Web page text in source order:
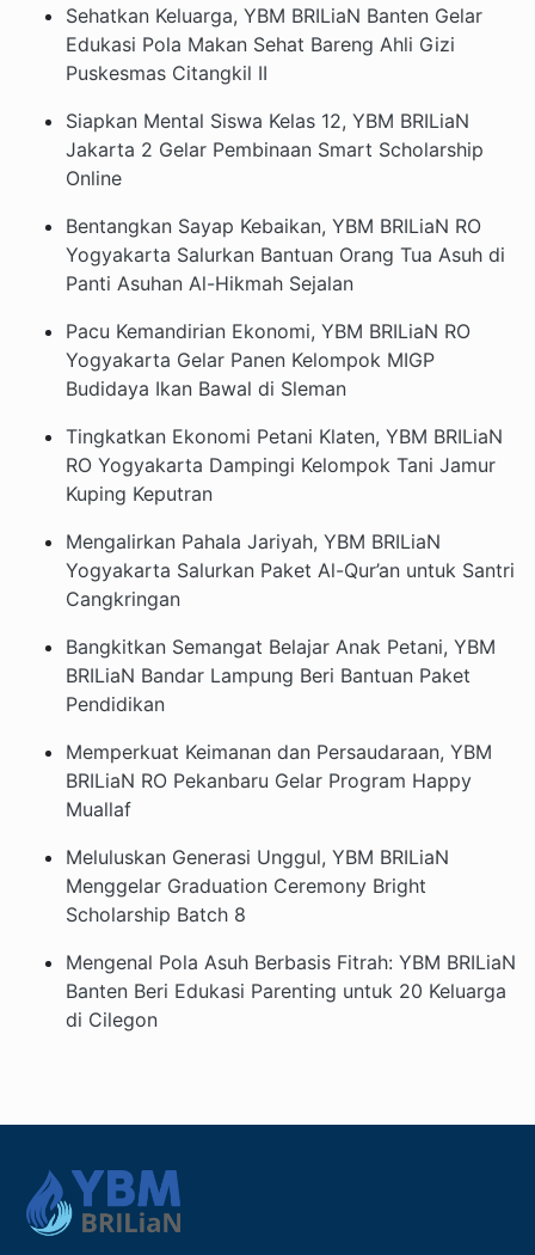
Sehatkan Keluarga, YBM BRILiaN Banten Gelar
Edukasi Pola Makan Sehat Bareng Ahli Gizi
Puskesmas Citangkil II
Siapkan Mental Siswa Kelas 12, YBM BRILiaN
Jakarta 2 Gelar Pembinaan Smart Scholarship
Online
Bentangkan Sayap Kebaikan, YBM BRILiaN RO
Yogyakarta Salurkan Bantuan Orang Tua Asuh di
Panti Asuhan Al-Hikmah Sejalan
Pacu Kemandirian Ekonomi, YBM BRILiaN RO
Yogyakarta Gelar Panen Kelompok MIGP
Budidaya Ikan Bawal di Sleman
Tingkatkan Ekonomi Petani Klaten, YBM BRILiaN
RO Yogyakarta Dampingi Kelompok Tani Jamur
Kuping Keputran
Mengalirkan Pahala Jariyah, YBM BRILiaN
Yogyakarta Salurkan Paket Al-Qur’an untuk Santri
Cangkringan
Bangkitkan Semangat Belajar Anak Petani, YBM
BRILiaN Bandar Lampung Beri Bantuan Paket
Pendidikan
Memperkuat Keimanan dan Persaudaraan, YBM
BRILiaN RO Pekanbaru Gelar Program Happy
Muallaf
Meluluskan Generasi Unggul, YBM BRILiaN
Menggelar Graduation Ceremony Bright
Scholarship Batch 8
Mengenal Pola Asuh Berbasis Fitrah: YBM BRILiaN
Banten Beri Edukasi Parenting untuk 20 Keluarga
di Cilegon